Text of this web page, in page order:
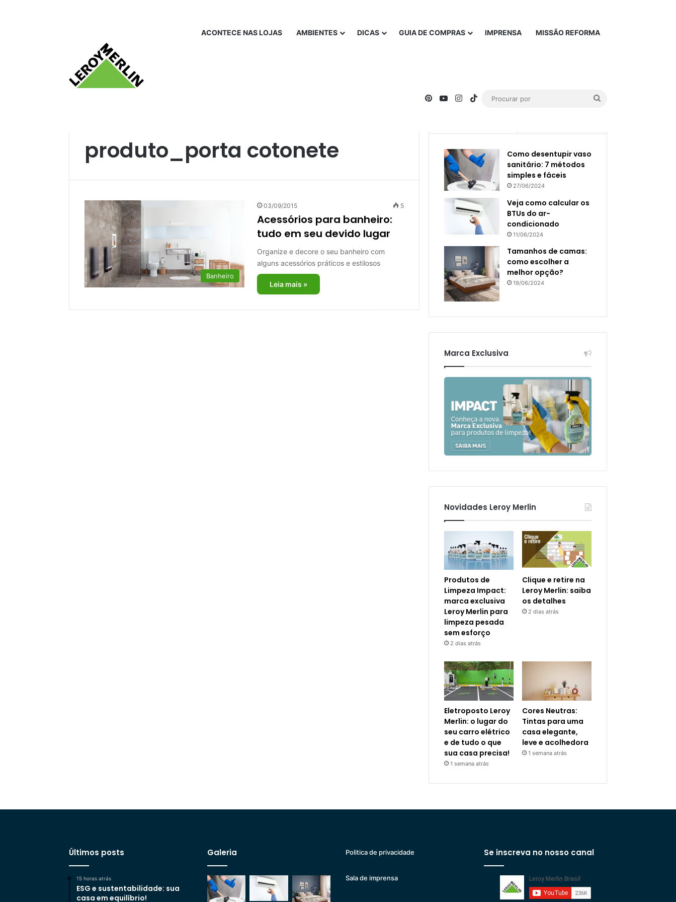
ACONTECE NAS LOJAS AMBIENTES DICAS GUIA DE COMPRAS IMPRENSA MISSÃO REFORMA
PinterestYouTubeInstagram
TikTok
produto_porta cotonete
Banheiro
03/09/2015 5
Acessórios para banheiro:
tudo em seu devido lugar
Organize e decore o seu banheiro com
alguns acessórios práticos e estilosos
Leia mais »
Como desentupir vaso
sanitário: 7 métodos
simples e fáceis
27/06/2024
Veja como calcular os
BTUs do ar-
condicionado
11/06/2024
Tamanhos de camas:
como escolher a
melhor opção?
19/06/2024
Marca Exclusiva
Novidades Leroy Merlin
Produtos de
Limpeza Impact:
marca exclusiva
Leroy Merlin para
limpeza pesada
sem esforço
2 dias atrás
Clique e retire na
Leroy Merlin: saiba
os detalhes
2 dias atrás
Eletroposto Leroy
Merlin: o lugar do
seu carro elétrico
e de tudo o que
sua casa precisa!
1 semana atrás
Cores Neutras:
Tintas para uma
casa elegante,
leve e acolhedora
1 semana atrás
Últimos posts
15 horas atrás
ESG e sustentabilidade: sua
casa em equilíbrio!
Galeria Politica de privacidade
Sala de imprensa
Se inscreva no nosso canal